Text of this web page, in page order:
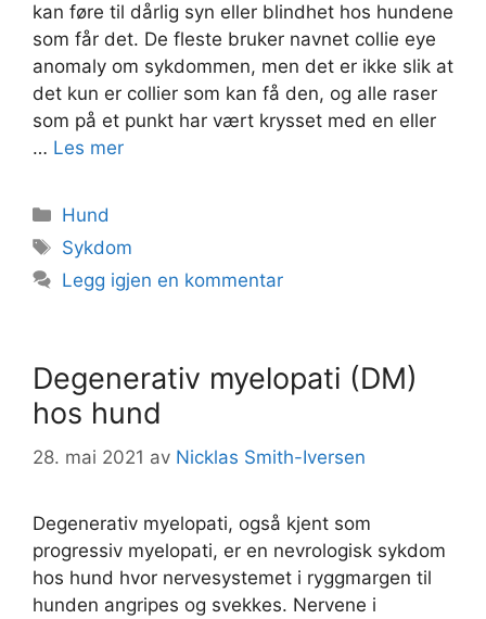
kan føre til dårlig syn eller blindhet hos hundene
som får det. De fleste bruker navnet collie eye
anomaly om sykdommen, men det er ikke slik at
det kun er collier som kan få den, og alle raser
som på et punkt har vært krysset med en eller
… Les mer
Kategorier
Hund
Stikkord
Sykdom
Legg igjen en kommentar
Degenerativ myelopati (DM)
hos hund
28. mai 2021 av Nicklas Smith-Iversen
Degenerativ myelopati, også kjent som
progressiv myelopati, er en nevrologisk sykdom
hos hund hvor nervesystemet i ryggmargen til
hunden angripes og svekkes. Nervene i